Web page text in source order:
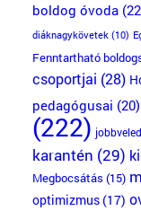
boldog óvoda
diáknagykövetek(10)
Fenntartható
csoportjai (28)
pedagógusai (20)
(222)
karantén (29)
Megbocsátás (15)
optimizmus(17)